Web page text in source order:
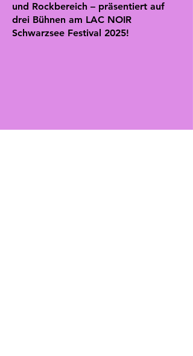
und Rockbereich – präsentiert auf
drei Bühnen am LAC NOIR
Schwarzsee Festival 2025!